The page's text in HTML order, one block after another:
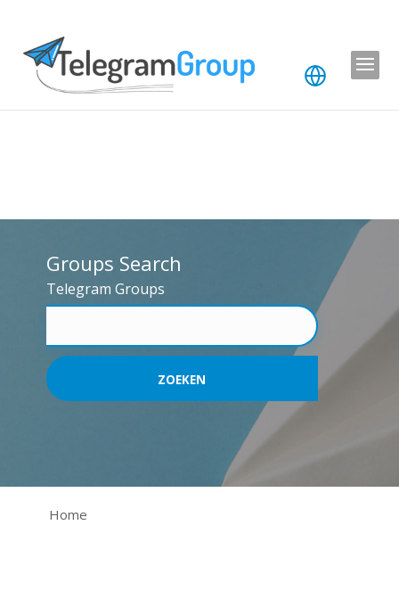
Groups Search
Telegram Groups
Home